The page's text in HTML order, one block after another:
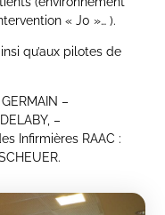
« J0 »… ).
qu’aux pilotes de
–
–
Infirmières RAAC :